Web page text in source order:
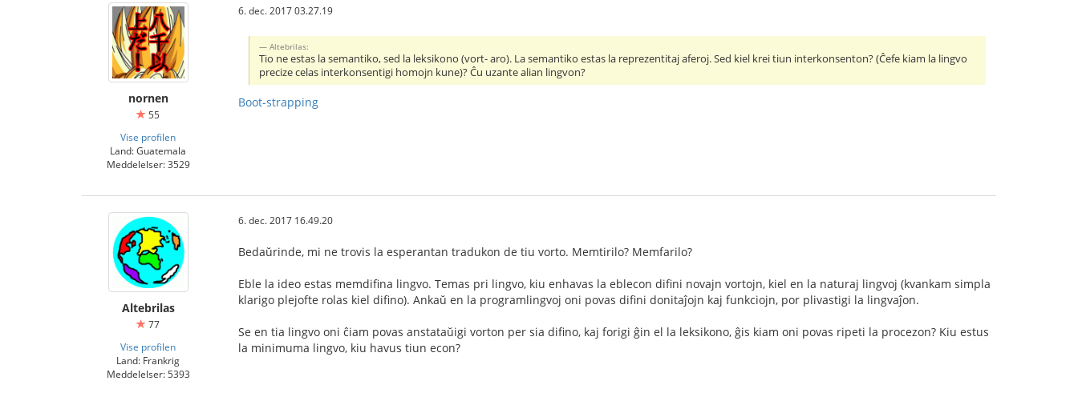
nornen
55
Vise profilen
Land: Guatemala
Meddelelser: 3529
6. dec. 2017 03.27.19
Altebrilas:
Tio ne estas la semantiko, sed la leksikono (vort- aro). La semantiko estas la reprezentitaj aferoj. Sed kiel krei tiun interkonsenton? (Ĉefe kiam la lingvo
precize celas interkonsentigi homojn kune)? Ĉu uzante alian lingvon?
Boot-strapping
Altebrilas
77
Vise profilen
Land: Frankrig
Meddelelser: 5393
6. dec. 2017 16.49.20
Bedaŭrinde, mi ne trovis la esperantan tradukon de tiu vorto. Memtirilo? Memfarilo?
Eble la ideo estas memdifina lingvo. Temas pri lingvo, kiu enhavas la eblecon difini novajn vortojn, kiel en la naturaj lingvoj (kvankam simpla
klarigo plejofte rolas kiel difino). Ankaŭ en la programlingvoj oni povas difini donitaĵojn kaj funkciojn, por plivastigi la lingvaĵon.
Se en tia lingvo oni ĉiam povas anstataŭigi vorton per sia difino, kaj forigi ĝin el la leksikono, ĝis kiam oni povas ripeti la procezon? Kiu estus
la minimuma lingvo, kiu havus tiun econ?